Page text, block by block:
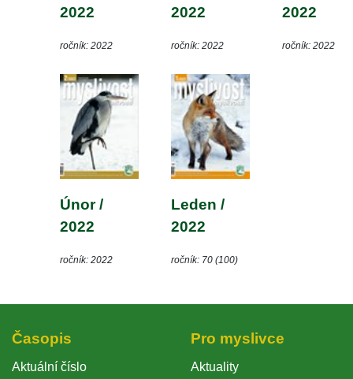
2022
ročník: 2022
2022
ročník: 2022
2022
ročník: 2022
Únor /
2022
ročník: 2022
Leden /
2022
ročník: 70 (100)
Časopi
Aktuální číslo
Pro myslivce
Aktuality